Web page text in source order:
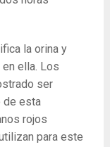
la orina y
ella. Los
ser
de esta
rojos
para este